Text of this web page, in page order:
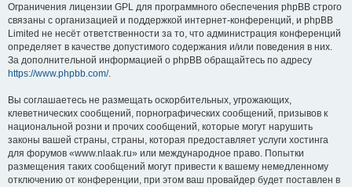
Ограничения лицензии GPL для программного обеспечения phpBB строго
связаны с организацией и поддержкой интернет-конференций, и phpBB
Limited не несёт ответственности за то, что администрация конференций
определяет в качестве допустимого содержания и/или поведения в них.
За дополнительной информацией о phpBB обращайтесь по адресу
https://www.phpbb.com/.
Вы соглашаетесь не размещать оскорбительных, угрожающих,
клеветнических сообщений, порнографических сообщений, призывов к
национальной розни и прочих сообщений, которые могут нарушить
законы вашей страны, страны, которая предоставляет услуги хостинга
для форумов «www.nlaak.ru» или международное право. Попытки
размещения таких сообщений могут привести к вашему немедленному
отключению от конференции, при этом ваш провайдер будет поставлен в